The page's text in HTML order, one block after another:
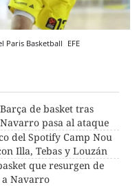
Paris Basketball EFE
de basket tras
pasa al ataque
del Spotify Camp Nou
Illa, Tebas y Louzán
que resurgen de
a Navarro